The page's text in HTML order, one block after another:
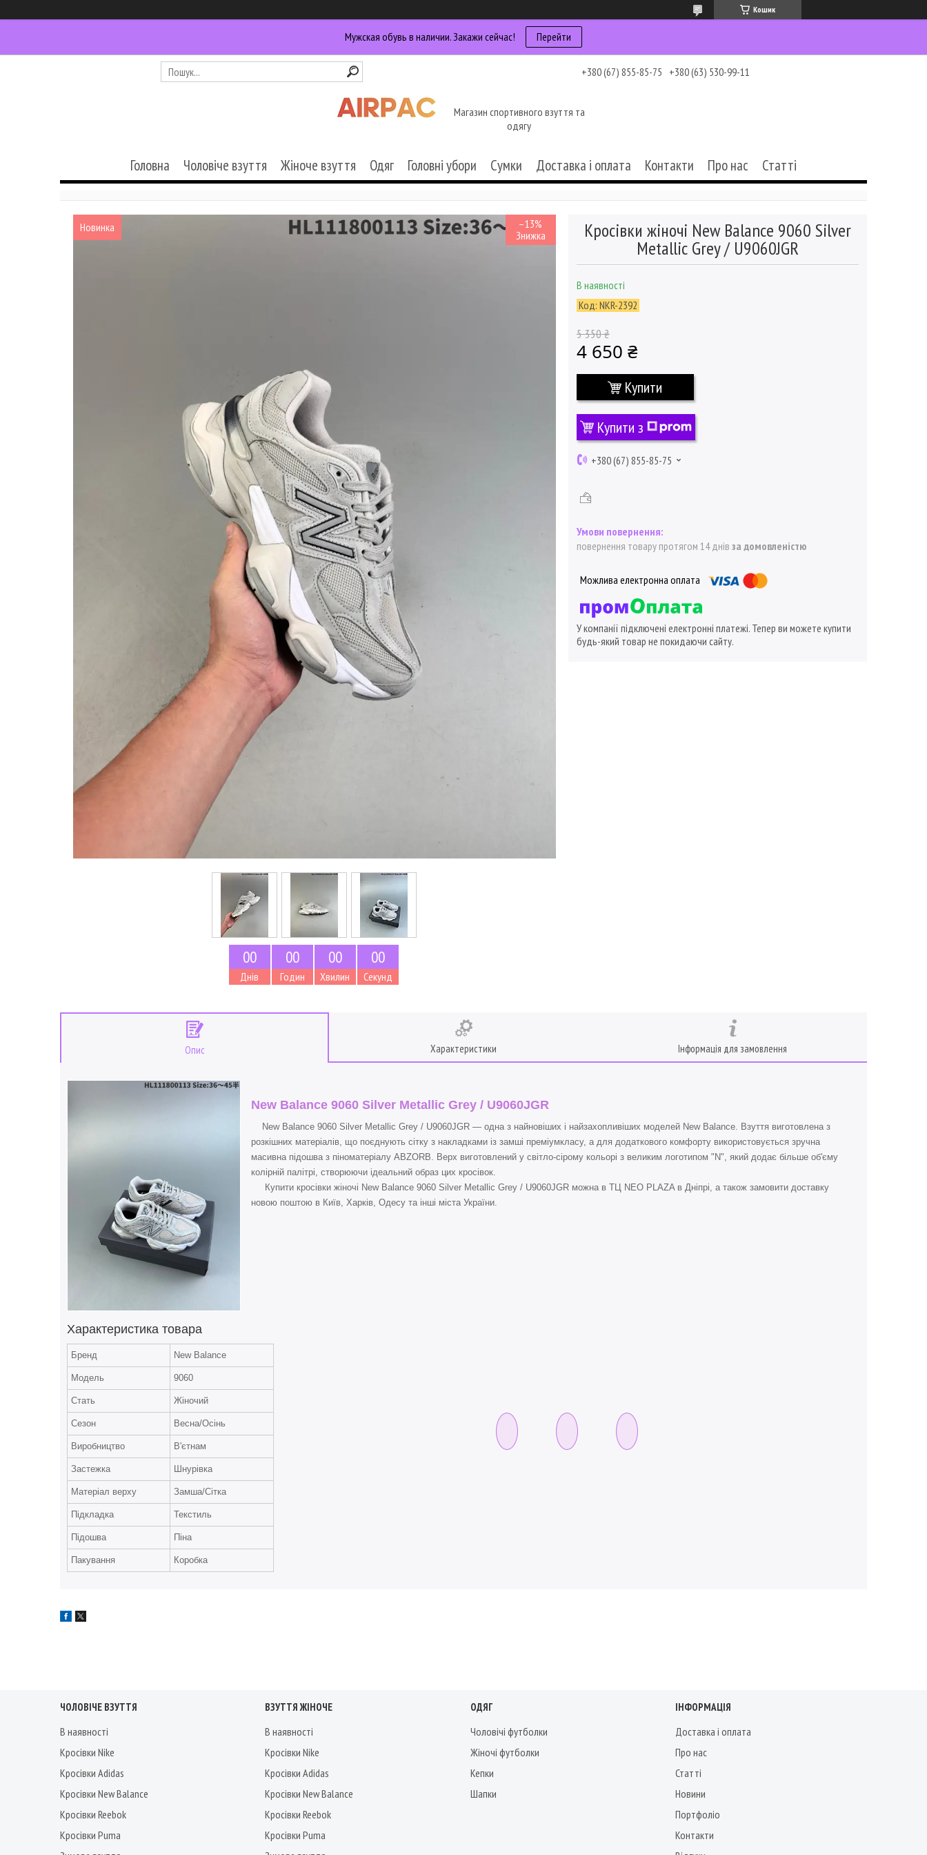
Кошик
Мужская обувь в наличии. Закажи сейчас! Перейти
+380 (67) 855-85-75 +380 (63) 530-99-11
Магазин спортивного взуття та
одягу
Головна Чоловіче взуття Жіноче взуття Одяг Головні убори Сумки Доставка і оплата Контакти Про нас Статті
Новинка –13%
00
Днів
00
Годин
00
Хвилин
00
Секунд
Кросівки жіночі New Balance 9060 Silver
Metallic Grey / U9060JGR
В наявності
Код: NKR-2392
5 350 ₴
4 650 ₴
Купити
Купити з
+380 (67) 855-85-75
повернення товару протягом 14 днів за домовленістю
У компанії підключені електронні платежі. Тепер ви можете купити
будь-який товар не покидаючи сайту.
Опис Характеристики Інформація для замовлення
New Balance 9060 Silver Metallic Grey / U9060JGR
New Balance 9060 Silver Metallic Grey / U9060JGR — одна з найновіших і найзахопливіших моделей New Balance. Взуття виготовлена з
розкішних матеріалів, що поєднують сітку з накладками із замші преміумкласу, а для додаткового комфорту використовується зручна
масивна підошва з піноматеріалу ABZORB. Верх виготовлений у світло-сірому кольорі з великим логотипом "N", який додає більше об'єму
колірній палітрі, створюючи ідеальний образ цих кросівок.
Купити кросівки жіночі New Balance 9060 Silver Metallic Grey / U9060JGR можна в ТЦ NEO PLAZA в Дніпрі, а також замовити доставку
новою поштою в Київ, Харків, Одесу та інші міста України.
Характеристика товара
Бренд New Balance
Модель 9060
Стать Жіночий
Сезон Весна/Осінь
Виробництво В'єтнам
Застежка Шнурівка
Матеріал верху Замша/Сітка
Підкладка Текстиль
Підошва Піна
Пакування Коробка
ЧОЛОВІЧЕ ВЗУТТЯ
В наявності
Кросівки Nike
Кросівки Adidas
Кросівки New Balance
Кросівки Reebok
Кросівки Puma
ВЗУТТЯ ЖІНОЧЕ
В наявності
Кросівки Nike
Кросівки Adidas
Кросівки New Balance
Кросівки Reebok
Кросівки Puma
ОДЯГ
Чоловічі футболки
Жіночі футболки
Кепки
Шапки
ІНФОРМАЦІЯ
Доставка і оплата
Про нас
Статті
Новини
Портфоліо
Контакти